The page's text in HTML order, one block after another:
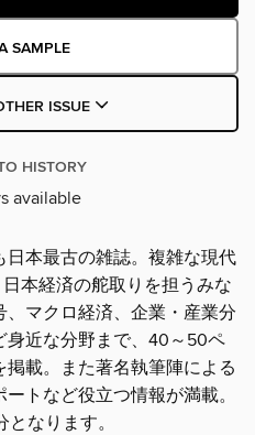
SAMPLE
ISSUE
HISTORY
available
本最古の雑誌。複雑な現代
本経済の舵取りを担うみな
マクロ経済、企業・産業分
身近な分野まで、40～50ペ
載。また著名執筆陣による
トなど役立つ情報が満載。
なります。